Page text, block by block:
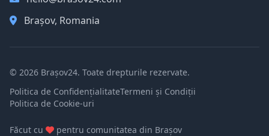
Brașov, Romania
© 2026 Brașov24. Toate drepturile rezervate.
Politica de ConfidențialitateTermeni și Condiții
Politica de Cookie-uri
Făcut cu
pentru comunitatea din Brașov